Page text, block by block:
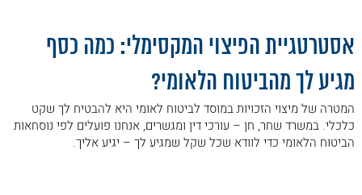
אסטרטגיית הפיצוי המקסימלי: כמה כסף
מגיע לך מהביטוח הלאומי?
המטרה של מיצוי הזכויות במוסד לביטוח לאומי היא להבטיח לך שקט
כלכלי. במשרד שחר, חן – עורכי דין ומגשרים, אנחנו פועלים לפי נוסחאות
הביטוח הלאומי כדי לוודא שכל שקל שמגיע לך – יגיע אליך.